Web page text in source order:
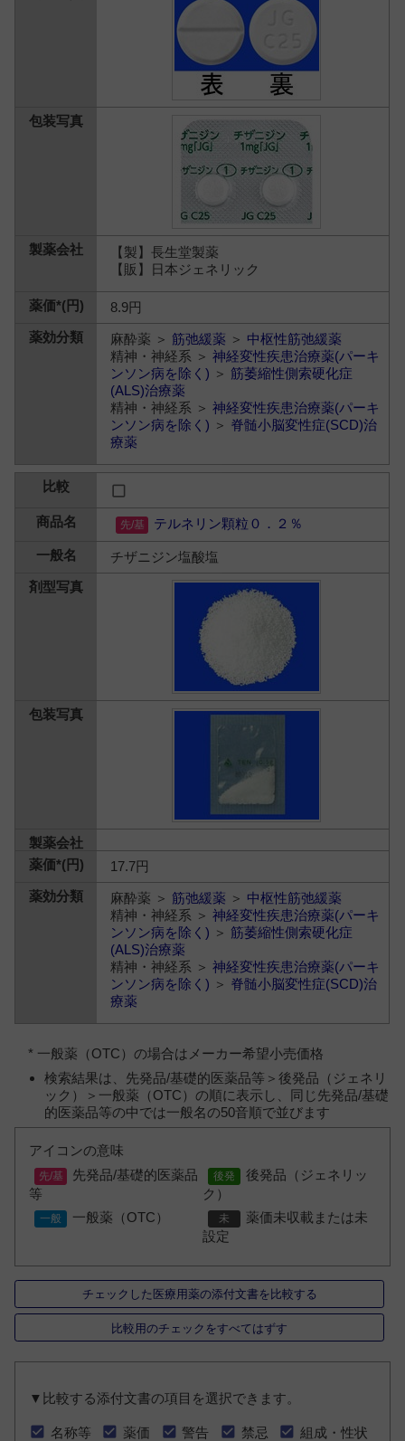
【製】長生堂製薬
【販】日本ジェネリック
8.9円
麻酔薬 ＞ 筋弛緩薬 ＞ 中枢性筋弛緩薬
精神・神経系 ＞神経変性疾患治療薬(パーキ
ンソン病を除く) ＞ 筋萎縮性側索硬化症
(ALS)治療薬
精神・神経系 ＞神経変性疾患治療薬(パーキ
ンソン病を除く) ＞ 脊髄小脳変性症(SCD)治
療薬
テルネリン顆粒０．２％
チザニジン塩酸塩
17.7円
麻酔薬 ＞ 筋弛緩薬 ＞ 中枢性筋弛緩薬
精神・神経系 ＞神経変性疾患治療薬(パーキ
ンソン病を除く) ＞ 筋萎縮性側索硬化症
(ALS)治療薬
精神・神経系 ＞神経変性疾患治療薬(パーキ
ンソン病を除く) ＞ 脊髄小脳変性症(SCD)治
療薬
* 一般薬（OTC）の場合はメーカー希望小売価格
検索結果は、先発品/基礎的医薬品等＞後発品（ジェネリ
ック）＞一般薬（OTC）の順に表示し、同じ先発品/基礎
的医薬品等の中では一般名の50音順で並びます
アイコンの意味
先発品/基礎的医薬品
等
後発品（ジェネリッ
ク）
一般薬（OTC）
薬価未収載または未
設定
チェックした医療用薬の添付文書を比較する
比較用のチェックをすべてはずす
▼比較する添付文書の項目を選択できます。
名称等 薬価 警告 禁忌
組成・性状